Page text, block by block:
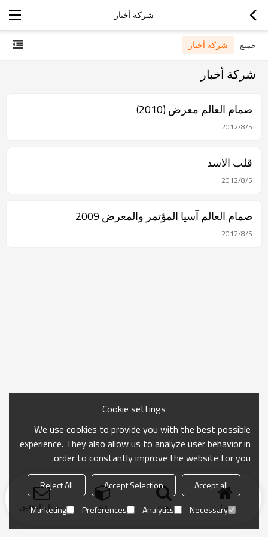
شركة أخبار
جميع شركة أخبار
شركة أخبار
صمام العالم معرض (2010)
2012/8/5
قلب الاسد
2012/8/5
صمام العالم آسيا المؤتمر والمعرض 2009
2012/8/5
منزل بحث فئة ارسال التحقيق
Cookie settings
We use cookies to provide you with the best possible
experience. They also allow us to analyze user behavior in
order to constantly improve the website for you.
Accept all
Accept Selection
Reject All
Necessary
Analytics
Preferences
Marketing